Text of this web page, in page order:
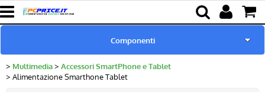
Home page
Componenti
Multimedia
Accessori SmartPhone e Tablet
Alimentazione Smarthone Tablet